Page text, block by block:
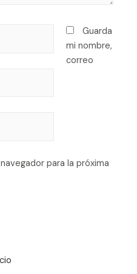
Guarda
mi nombre,
correo
para la próxima